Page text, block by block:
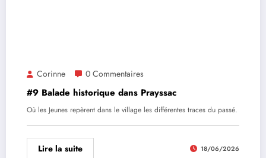
Corinne 0 Commentaires
#9 Balade historique dans Prayssac
Où les Jeunes repèrent dans le village les différentes traces du passé.
Lire la suite 18/06/2026